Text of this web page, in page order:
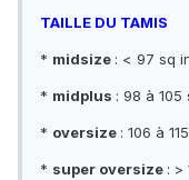
TAILLE DU TAMIS
* midsize : < 97 sq
* midplus : 98 à
* oversize : 106 à
* super oversize : >